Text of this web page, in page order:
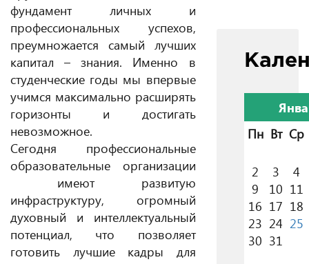
фундамент личных и
профессиональных успехов,
преумножается самый лучших
капитал – знания. Именно в
студенческие годы мы впервые
учимся максимально расширять
горизонты и достигать
невозможное.
Сегодня профессиональные
образовательные организации
имеют развитую
инфраструктуру, огромный
духовный и интеллектуальный
потенциал, что позволяет
готовить лучшие кадры для
Пн Вт Ср
2 3
4
9
10 11
16 17 18
23 24 25
30 31